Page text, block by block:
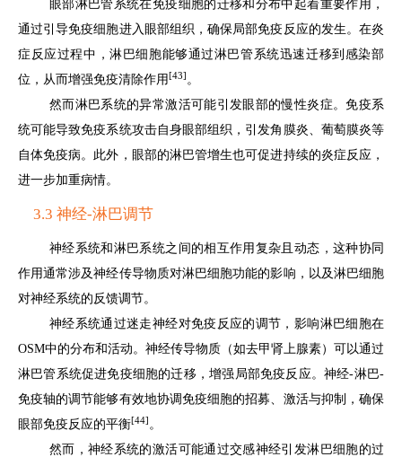
眼部淋巴管系统在免疫细胞的迁移和分布中起着重要作用，
通过引导免疫细胞进入眼部组织，确保局部免疫反应的发生。在炎
症反应过程中，淋巴细胞能够通过淋巴管系统迅速迁移到感染部
位，从而增强免疫清除作用 [43] 。
然而淋巴系统的异常激活可能引发眼部的慢性炎症。免疫系
统可能导致免疫系统攻击自身眼部组织，引发角膜炎、葡萄膜炎等
自体免疫病。此外，眼部的淋巴管增生也可促进持续的炎症反应，
进一步加重病情。
3.3 神经-淋巴调节
神经系统和淋巴系统之间的相互作用复杂且动态，这种协同
作用通常涉及神经传导物质对淋巴细胞功能的影响，以及淋巴细胞
对神经系统的反馈调节。
神经系统通过迷走神经对免疫反应的调节，影响淋巴细胞在
OSM中的分布和活动。神经传导物质（如去甲肾上腺素）可以通过
淋巴管系统促进免疫细胞的迁移，增强局部免疫反应。神经-淋巴-
免疫轴的调节能够有效地协调免疫细胞的招募、激活与抑制，确保
眼部免疫反应的平衡[44] 。
然而，神经系统的激活可能通过交感神经引发淋巴细胞的过